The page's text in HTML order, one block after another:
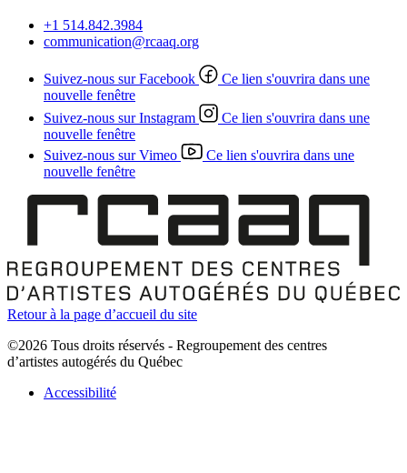
+1 514.842.3984
communication@rcaaq.org
Suivez-nous sur Facebook
Ce lien s'ouvrira dans une
nouvelle fenêtre
Suivez-nous sur Instagram
Ce lien s'ouvrira dans une
nouvelle fenêtre
Suivez-nous sur Vimeo
Ce lien s'ouvrira dans une
nouvelle fenêtre
Retour à la page d’accueil du site
©2026 Tous droits réservés - Regroupement des centres
d’artistes autogérés du Québec
Accessibilité